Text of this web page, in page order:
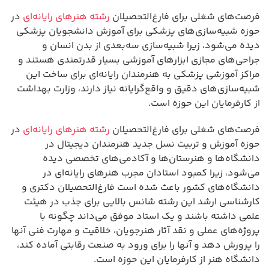
فرصت‌های شغلی برای فارغ‌التحصیلان رشته هنرهای رایانه‌ای در
حوزه شبیه‌سازی‌های پزشکی برای آموزش دانشجویان پزشکی
دیده می‌شود، زیرا شبیه‌سازی سه‌بعدی از بدن انسان و
جراحی‌های مجازی ابزارهای آموزشی بسیار قدرتمندی هستند و
مراکز آموزشی پزشکی به هنرمندان رایانه‌ای برای ساخت این
شبیه‌سازی‌های دقیق و واقع‌گرایانه نیاز دارند، وزارت بهداشت
از کارفرمایان این حوزه است.
فرصت‌های شغلی برای فارغ‌التحصیلان رشته هنرهای رایانه‌ای در
حوزه آموزش و تربیت نسل جدید هنرمندان دیجیتال در
دانشگاه‌ها و هنرستان‌ها و آکادمی‌های تخصصی دیده
می‌شود، زیرا کمبود استادان مجرب هنرهای رایانه‌ای در
دانشگاه‌های کشور باعث شده است فارغ‌التحصیلان دکتری و
کارشناسی ارشد این رشته شانس بالایی برای جذب در هیئت
علمی داشته باشند و یک استاد موفق می‌داند چگونه با
پروژه‌های عملی و نقد آثار هنرجویان، خلاقیت و مهارت فنی آنها
را پرورش دهد و آنها را برای ورود به صنعت رقابتی آماده کند،
دانشگاه هنر از کارفرمایان این حوزه است.